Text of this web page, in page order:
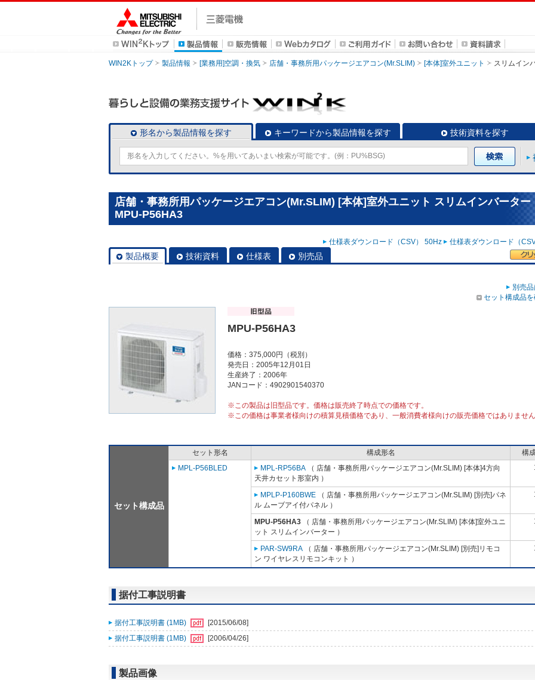
WIN2Kトップ 製品情報 [業務用]空調・換気 店舗・事務所用パッケージエアコン(Mr.SLIM) [本体]室外ユニット スリムイン
形名から製品情報を探す キーワードから製品情報を探す 技術資料を探す
店舗・事務所用パッケージエアコン(Mr.SLIM) [本体]室外ユニット スリムインバーター
MPU-P56HA3
仕様表ダウンロード（CSV） 50Hz 仕様表ダウンロード（
製品概要 技術資料 仕様表 別売品
別売
セット構成品
MPU-P56HA3
価格：375,000円（税別）
発売日：2005年12月01日
生産終了：2006年
JANコード：4902901540370
※この製品は旧型品です。価格は販売終了時点での価格です。
※この価格は事業者様向けの積算見積価格であり、一般消費者様向けの販売価格ではありませ
セット構成品
セット形名 構成形名
構
MPL-P56BLED
MPL-RP56BA （ 店舗・事務所用パッケージエアコン(Mr.SLIM) [本体]4方向
天井カセット形室内 ）
MPLP-P160BWE （ 店舗・事務所用パッケージエアコン(Mr.SLIM) [別売]パネ
ル ムーブアイ付パネル ）
MPU-P56HA3 （ 店舗・事務所用パッケージエアコン(Mr.SLIM) [本体]室外ユニ
ット スリムインバーター ）
PAR-SW9RA （ 店舗・事務所用パッケージエアコン(Mr.SLIM) [別売]リモコ
ン ワイヤレスリモコンキット ）
据付工事説明書
据付工事説明書 (1MB)
[2015/06/08]
据付工事説明書 (1MB)
[2006/04/26]
製品画像